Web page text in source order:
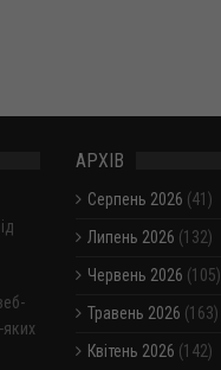
АРХІВ
Серпень 2026 (41)
Липень 2026 (132)
Червень 2026 (105)
Травень 2026 (163)
Квітень 2026 (142)